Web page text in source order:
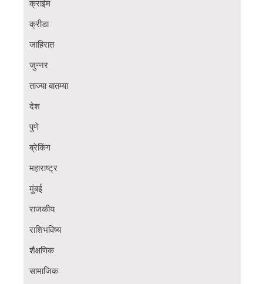
क्राईम
क्रीडा
जाहिरात
जुन्नर
ताज्या बातम्या
देश
पुणे
ब्रेकिंग
महाराष्ट्र
मुंबई
राजकीय
राशिभविष्य
शैक्षणिक
सामाजिक